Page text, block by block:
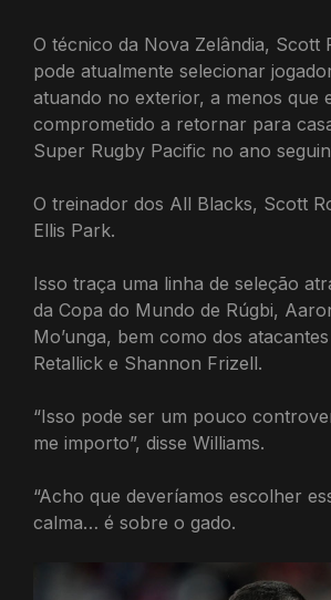
O técnico da Nova Zelândia, Scott
pode atualmente selecionar
atuando no exterior, a menos que
comprometido a retornar para
Super Rugby Pacific no ano
O treinador dos All Blacks, Scott
Ellis Park.
Isso traça uma linha de seleção
da Copa do Mundo de Rúgbi,
Mo’unga, bem como dos
Retallick e Shannon Frizell.
“Isso pode ser um pouco
me importo”, disse Williams.
“Acho que deveríamos escolher
calma… é sobre o gado.